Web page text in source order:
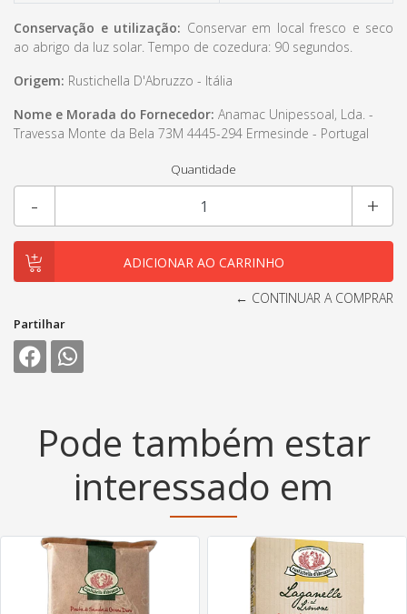
Conservação e utilização: Conservar em local fresco e seco
ao abrigo da luz solar. Tempo de cozedura: 90 segundos.
Origem: Rustichella D'Abruzzo - Itália
Nome e Morada do Fornecedor: Anamac Unipessoal, Lda. -
Travessa Monte da Bela 73M 4445-294 Ermesinde - Portugal
Quantidade
+
-
← CONTINUAR A COMPRAR
Partilhar
Pode também estar
interessado em